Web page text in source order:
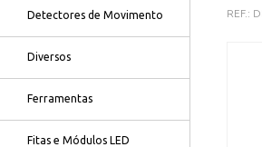
Detectores de Movimento
Diversos
Ferramentas
Fitas e Módulos LED
REF.: